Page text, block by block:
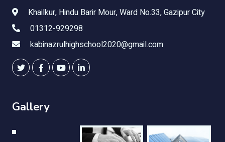
Khailkur, Hindu Barir Mour, Ward No.33, Gazipur City
01312-929298
kabinazrulhighschool2020@gmail.com
Gallery